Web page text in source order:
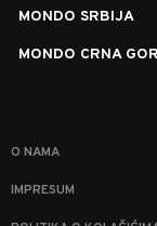
MONDO SRBIJA
MONDO CRNA
O NAMA
IMPRESUM